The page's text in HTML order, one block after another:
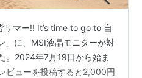
サマー!! It’s time to go to 自
」に、MSI液晶モニターが対
。2024年7月19日から始ま
ビューを投稿すると2,000円